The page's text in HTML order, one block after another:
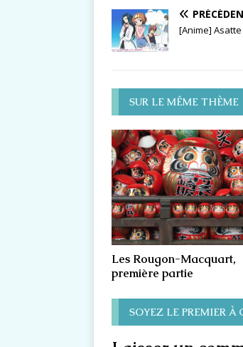
[Anime]
SUR LE MÊME THÈME
Les Rougon-Macquart,
première partie
SOYEZ LE PREMIER À